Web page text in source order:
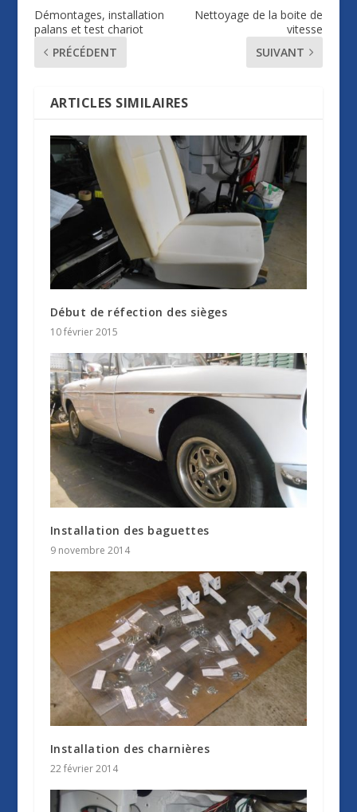
Démontages, installation
palans et test chariot
PRÉCÉDENT
Nettoyage de la boite de
vitesse
SUIVANT
ARTICLES SIMILAIRES
Début de réfection des sièges
10 février 2015
Installation des baguettes
9 novembre 2014
Installation des charnières
22 février 2014